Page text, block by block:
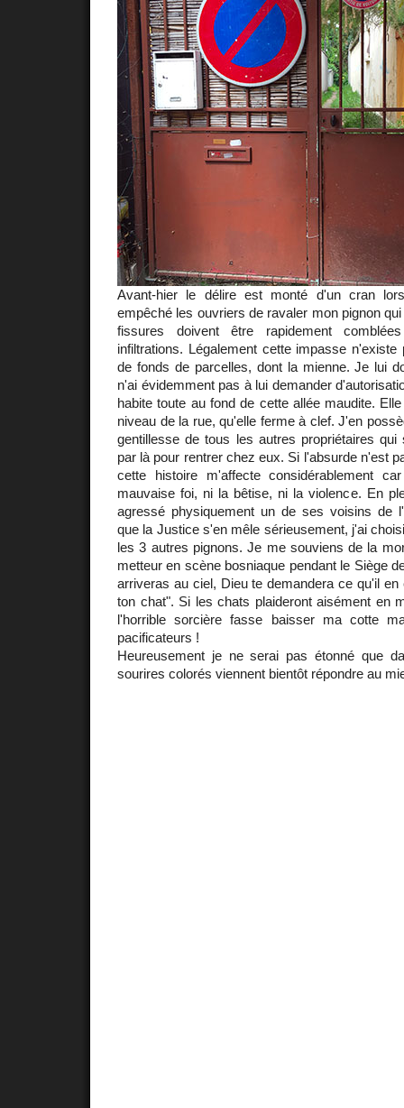
Avant-hier le délire est monté d'un cran
empêché les ouvriers de ravaler mon pignon
fissures doivent être rapidement
infiltrations. Légalement cette impasse
de fonds de parcelles, dont la mienne. Je lui
n'ai évidemment pas à lui demander
habite toute au fond de cette allée maudite.
niveau de la rue, qu'elle ferme à clef. J'en
gentillesse de tous les autres propriétaires
par là pour rentrer chez eux. Si l'absurde n'est
cette histoire m'affecte considérablement
mauvaise foi, ni la bêtise, ni la violence. En
agressé physiquement un de ses voisins de
que la Justice s'en mêle sérieusement, j'ai
les 3 autres pignons. Je me souviens de la
metteur en scène bosniaque pendant le Siège
arriveras au ciel, Dieu te demandera ce qu'il
ton chat". Si les chats plaideront aisément en
l'horrible sorcière fasse baisser ma cotte
pacificateurs !
Heureusement je ne serai pas étonné que
sourires colorés viennent bientôt répondre au